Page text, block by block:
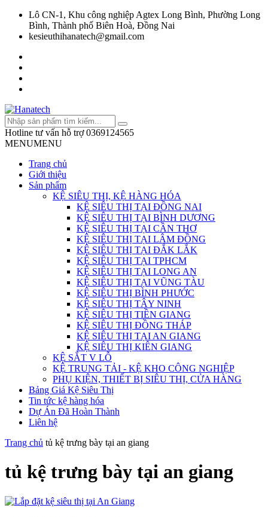
Lô CN-1, Khu công nghiệp Agtex Long Bình, Phường Long
Bình, Thành phố Biên Hoà, Đồng Nai
kesieuthihanatech@gmail.com
Hotline tư vấn hỗ trợ 0369124565
MENUMENU
Trang chủ
Giới thiệu
Sản phẩm
KỆ SIÊU THỊ, KỆ HÀNG HÓA
KỆ SIÊU THỊ TẠI ĐỒNG NAI
KỆ SIÊU THỊ TẠI BÌNH DƯƠNG
KỆ SIÊU THỊ TẠI CẦN THƠ
KỆ SIÊU THỊ TẠI LÂM ĐỒNG
KỆ SIÊU THỊ TẠI ĐẮK LẮK
KỆ SIÊU THỊ TẠI TPHCM
KỆ SIÊU THỊ TẠI LONG AN
KỆ SIÊU THỊ TẠI VŨNG TÀU
KỆ SIÊU THỊ BÌNH PHƯỚC
KỆ SIÊU THỊ TÂY NINH
KỆ SIÊU THỊ TIỀN GIANG
KỆ SIÊU THỊ ĐỒNG THÁP
KỆ SIÊU THỊ TẠI AN GIANG
KỆ SIÊU THỊ KIÊN GIANG
KỆ SẮT V LỖ
KỆ TRUNG TẢI - KỆ KHO CÔNG NGHIỆP
PHỤ KIỆN, THIẾT BỊ SIÊU THỊ, CỬA HÀNG
Bảng Giá Kệ Siêu Thị
Tin tức kệ hàng hóa
Dự Án Đã Hoàn Thành
Liên hệ
Trang chủ tủ kệ trưng bày tại an giang
tủ kệ trưng bày tại an giang